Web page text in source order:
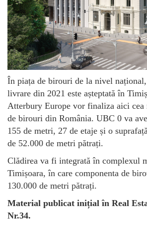
În piața de birouri de la nivel
livrare din 2021 este așteptată în
Atterbury Europe vor finaliza aici
de birouri din România. UBC 0 va
155 de metri, 27 de etaje și o
de 52.000 de metri pătrați.
Clădirea va fi integrată în complexul
Timișoara, în care componenta de
130.000 de metri pătrați.
Material publicat inițial în Real
Nr.34.